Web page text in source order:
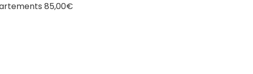
85,00€